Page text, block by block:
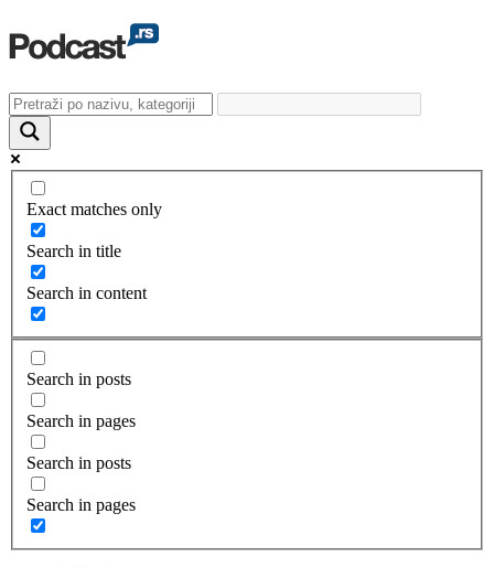
Exact matches only
Search in title
Search in content
Search in posts
Search in pages
Search in posts
Search in pages